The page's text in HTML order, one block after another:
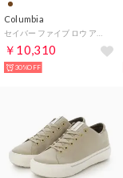
Columbia
セイバー ファイブ ロウ アウトドライ ハイキングシューズ （エルク×レッドクォーツ）
￥10,310
30%OFF